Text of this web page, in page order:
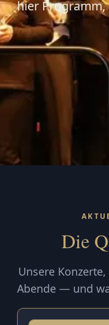
hier
Die
Unsere
Abende — und